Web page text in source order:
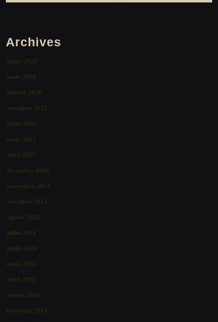
Archives
junho 2026
maio 2026
janeiro 2026
setembro 2025
junho 2025
maio 2025
abril 2025
dezembro 2024
novembro 2024
setembro 2024
agosto 2024
julho 2024
junho 2024
maio 2024
abril 2024
março 2024
fevereiro 2024